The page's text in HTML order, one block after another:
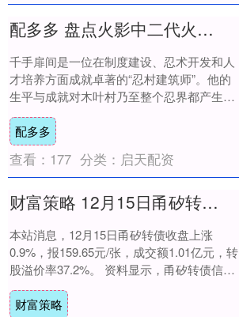
配多多 盘点火影中二代火影的的生平成就
千手扉间是一位在制度建设、忍术开发和人
才培养方面成就卓著的“忍村建筑师”。他的
生平与成就对木叶村乃至整个忍界都产生了
深远影响。 主要成就详述 1. 奠定木叶制
度....
配多多
查看： 177 分类： 启天配资
财富策略 12月15日甬矽转债上涨09%，转股溢价率372%
本站消息，12月15日甬矽转债收盘上涨
0.9%，报159.65元/张，成交额1.01亿元，转
股溢价率37.2%。 资料显示，甬矽转债信用
级别为“A+”，债券期限....
财富策略